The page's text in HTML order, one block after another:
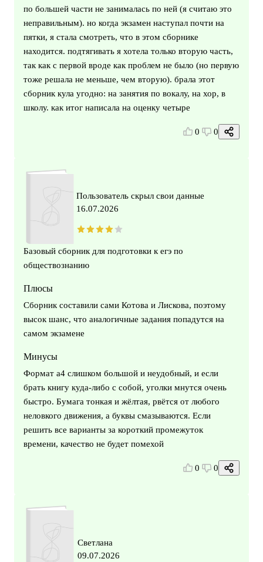
по большей части не занималась по ней (я считаю это
неправильным). но когда экзамен наступал почти на
пятки, я стала смотреть, что в этом сборнике
находится. подтягивать я хотела только вторую часть,
так как с первой вроде как проблем не было (но первую
тоже решала не меньше, чем вторую). брала этот
сборник кула угодно: на занятия по вокалу, на хор, в
школу. как итог написала на оценку четыре
0 0
Пользователь скрыл свои данные
16.07.2026
Базовый сборник для подготовки к егэ по
обществознанию
Плюсы
Сборник составили сами Котова и Лискова, поэтому
высок шанс, что аналогичные задания попадутся на
самом экзамене
Минусы
Формат а4 слишком большой и неудобный, и если
брать книгу куда-либо с собой, уголки мнутся очень
быстро. Бумага тонкая и жёлтая, рвётся от любого
неловкого движения, а буквы смазываются. Если
решить все варианты за короткий промежуток
времени, качество не будет помехой
0 0
Светлана
09.07.2026